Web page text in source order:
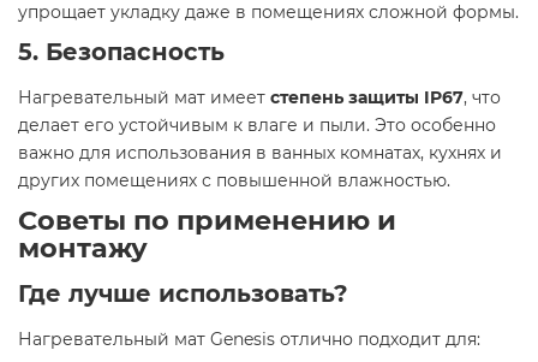
упрощает укладку даже в помещениях сложной формы.
5. Безопасность
Нагревательный мат имеет степень защиты IP67, что
делает его устойчивым к влаге и пыли. Это особенно
важно для использования в ванных комнатах, кухнях и
других помещениях с повышенной влажностью.
Советы по применению и
монтажу
Где лучше использовать?
Нагревательный мат Genesis отлично подходит для: